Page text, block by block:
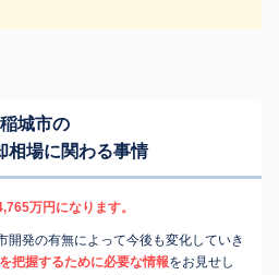
稲城市の
相場に関わる事情
万円になります。
開発の有無によって今後も変化していき
把握するために必要な情報をお見せし